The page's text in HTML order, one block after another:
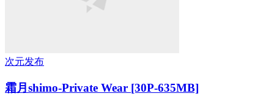
次元发布
霜月shimo-Private Wear [30P-635MB]